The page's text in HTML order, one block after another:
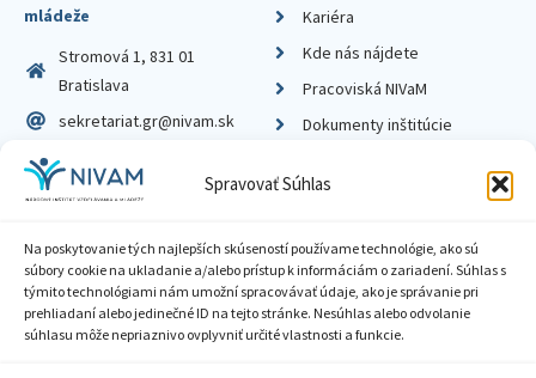
Spravovať Súhlas
Na poskytovanie tých najlepších skúseností používame technológie, ako sú
súbory cookie na ukladanie a/alebo prístup k informáciám o zariadení. Súhlas s
týmito technológiami nám umožní spracovávať údaje, ako je správanie pri
prehliadaní alebo jedinečné ID na tejto stránke. Nesúhlas alebo odvolanie
súhlasu môže nepriaznivo ovplyvniť určité vlastnosti a funkcie.
mládeže
Stromová 1, 831 01
Bratislava
sekretariat.gr@nivam.sk
IČO: 00164348
DIČ: 2020798714
Kariéra
Kde nás nájdete
Pracoviská NIVaM
Dokumenty inštitúcie
Zásady ochrany súkromia